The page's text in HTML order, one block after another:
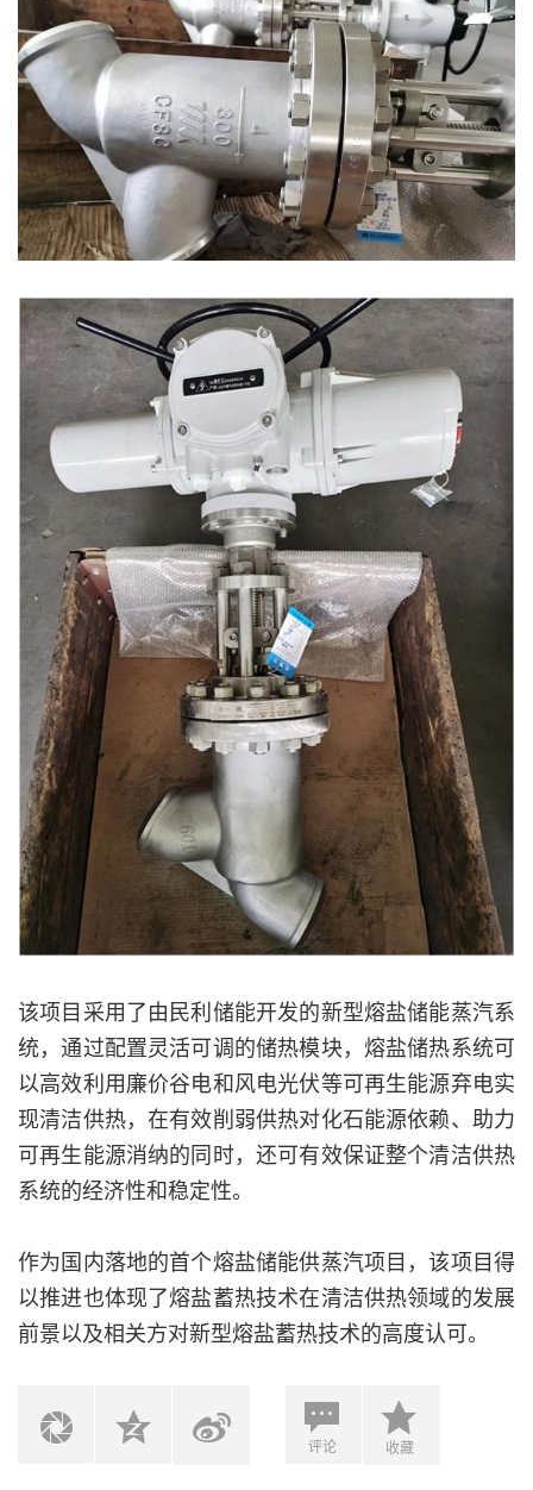
该项目采用了由民利储能开发的新型熔盐储能蒸汽系
统，通过配置灵活可调的储热模块，熔盐储热系统可
以高效利用廉价谷电和风电光伏等可再生能源弃电实
现清洁供热，在有效削弱供热对化石能源依赖、助力
可再生能源消纳的同时，还可有效保证整个清洁供热
系统的经济性和稳定性。
作为国内落地的首个熔盐储能供蒸汽项目，该项目得
以推进也体现了熔盐蓄热技术在清洁供热领域的发展
前景以及相关方对新型熔盐蓄热技术的高度认可。
评论 收藏